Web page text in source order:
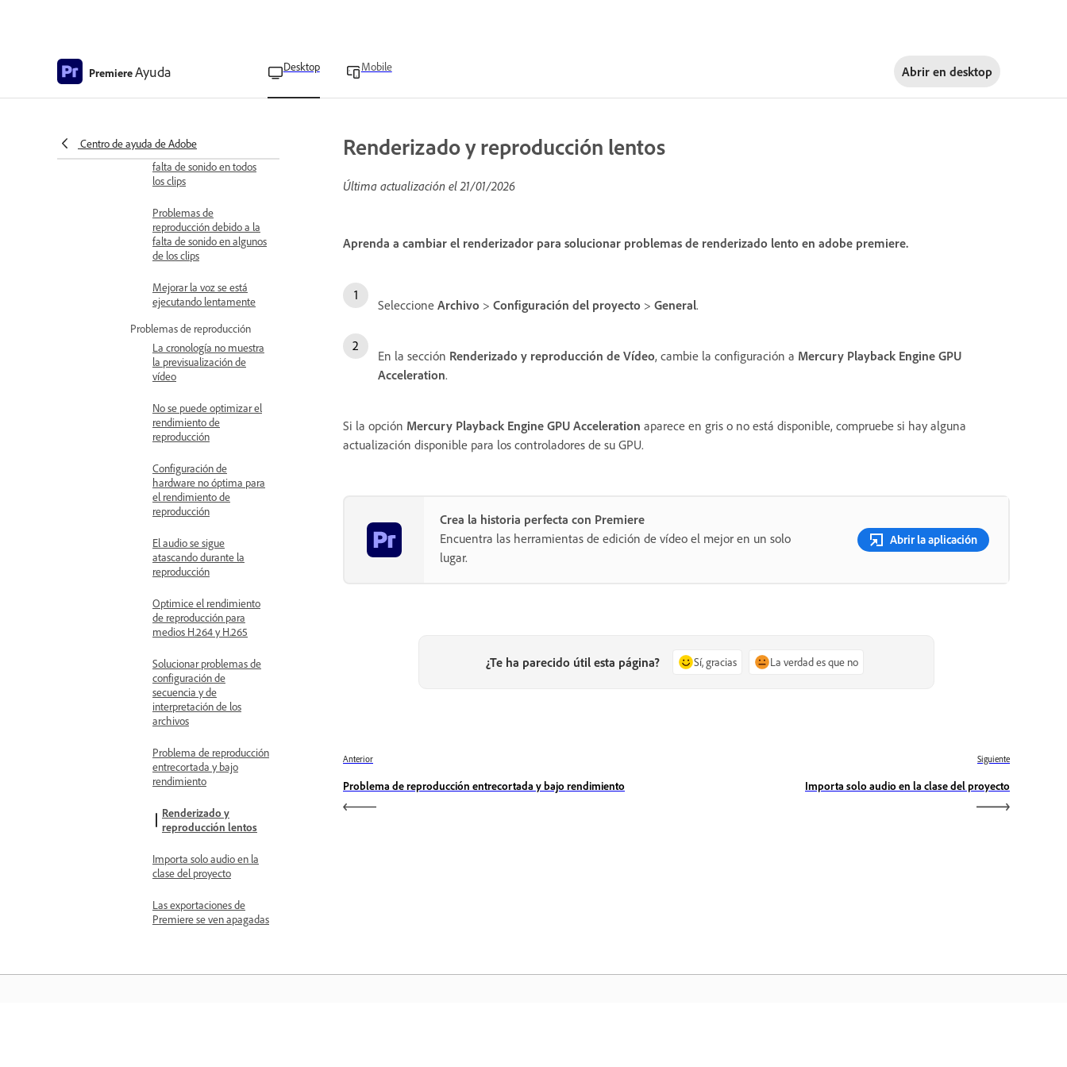
PremiereAyuda Desktop Mobile Abrir en desktop
Centro de ayuda de Adobe
Problemas de
reproducción debido a la
falta de sonido en todos
los clips
Problemas de
reproducción debido a la
falta de sonido en algunos
de los clips
Mejorar la voz se está
ejecutando lentamente
Problemas de reproducción
La cronología no muestra
la previsualización de
vídeo
No se puede optimizar el
rendimiento de
reproducción
Configuración de
hardware no óptima para
el rendimiento de
reproducción
El audio se sigue
atascando durante la
reproducción
Optimice el rendimiento
de reproducción para
medios H.264 y H.265
Solucionar problemas de
configuración de
secuencia y de
interpretación de los
archivos
Problema de reproducción
entrecortada y bajo
rendimiento
Renderizado y
reproducción lentos
Importa solo audio en la
clase del proyecto
Las exportaciones de
Premiere se ven apagadas
Renderizado y reproducción lentos
Última actualización el21/01/2026
Aprenda a cambiar el renderizador para solucionar problemas de renderizado lento en adobe premiere.
Seleccione Archivo > Configuración del proyecto > General.
En la sección Renderizado y reproducción de Vídeo, cambie la configuración a Mercury Playback Engine GPU
Acceleration.
Si la opción Mercury Playback Engine GPU Acceleration aparece en gris o no está disponible, compruebe si hay alguna
actualización disponible para los controladores de su GPU.
Crea la historia perfecta con Premiere
Encuentra las herramientas de edición de vídeo el mejor en un solo
lugar.
Abrir la aplicación
¿Te ha parecido útil esta página? Sí, gracias La verdad es que no
Anterior
Problema de reproducción entrecortada y bajo rendimiento
Siguiente
Importa solo audio en la clase del proyecto